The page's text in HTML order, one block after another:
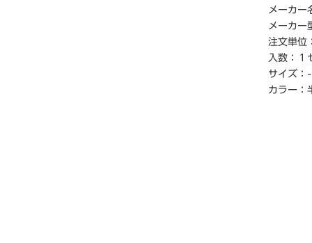
※1セッ
※メ―カ―
合があり
※この商
場合がご
メーカー
メーカー
注文単位
入数：
１
サイズ： -
カラー：